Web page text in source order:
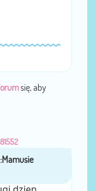
się, aby